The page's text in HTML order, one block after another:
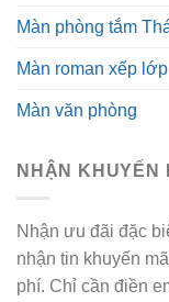
Màn phòng tắm
Màn roman xếp lớp
Màn văn phòng
NHẬN KHUYẾN
Nhận ưu đãi đặc
nhận tin khuyến
phí. Chỉ cần điền